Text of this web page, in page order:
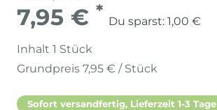
7,95 € *
Du sparst: 1,00 €
Inhalt 1 Stück
Grundpreis 7,95 € / Stück
Sofort versandfertig, Lieferzeit 1-3 Tage